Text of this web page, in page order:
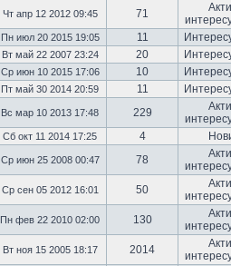
Чт апр 12 2012 09:45 71
Пн июл 20 2015 19:05 11
Вт май 22 2007 23:24 20
Ср июн 10 2015 17:06 10
Пт май 30 2014 20:59 11
Вс мар 10 2013 17:48 229
Сб окт 11 2014 17:25 4
Ср июн 25 2008 00:47 78
Ср сен 05 2012 16:01 50
Пн фев 22 2010 02:00 130
Вт ноя 15 2005 18:17 2014